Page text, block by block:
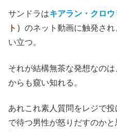
サンドラはキアラン・クロウ
ト） のネット動画に触発され
い立つ。
それが結構無茶な発想なの
からも窺い知れる。
あれこれ素人質問をレジで
で待つ男性が怒りだすのかと